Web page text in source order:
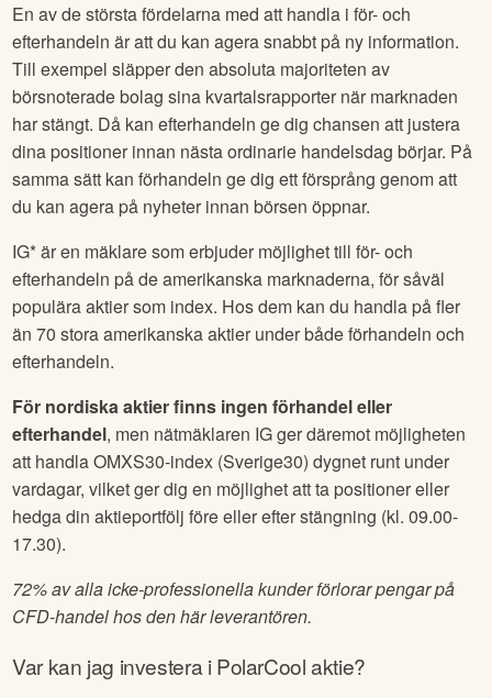
En av de största fördelarna med att handla i för- och
efterhandeln är att du kan agera snabbt på ny information.
Till exempel släpper den absoluta majoriteten av
börsnoterade bolag sina kvartalsrapporter när marknaden
har stängt. Då kan efterhandeln ge dig chansen att justera
dina positioner innan nästa ordinarie handelsdag börjar. På
samma sätt kan förhandeln ge dig ett försprång genom att
du kan agera på nyheter innan börsen öppnar.
IG* är en mäklare som erbjuder möjlighet till för- och
efterhandeln på de amerikanska marknaderna, för såväl
populära aktier som index. Hos dem kan du handla på fler
än 70 stora amerikanska aktier under både förhandeln och
efterhandeln.
För nordiska aktier finns ingen förhandel eller
efterhandel, men nätmäklaren IG ger däremot möjligheten
att handla OMXS30-index (Sverige30) dygnet runt under
vardagar, vilket ger dig en möjlighet att ta positioner eller
hedga din aktieportfölj före eller efter stängning (kl. 09.00-
17.30).
72% av alla icke-professionella kunder förlorar pengar på
CFD-handel hos den här leverantören.
Var kan jag investera iPolarCoolaktie?